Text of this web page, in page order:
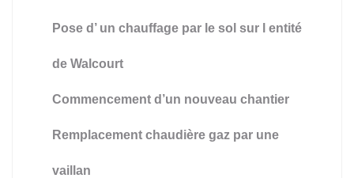
Pose d’ un chauffage par le sol sur l entité
de Walcourt
Commencement d’un nouveau chantier
Remplacement chaudière gaz par une
vaillan